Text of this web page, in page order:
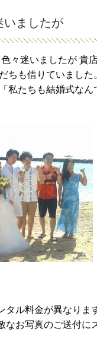
いましたが
々迷いましたが 貴
ちも借りていまし
私たちも結婚式な
タル料金が異なり
なお写真のご送付